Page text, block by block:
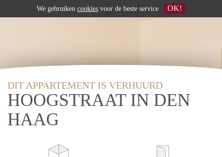
DIT APPARTEMENT IS VERHUURD
HOOGSTRAAT IN DEN
HAAG
We gebruiken cookies voor de beste service OK!